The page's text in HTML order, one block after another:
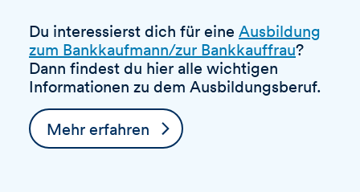
Du interessierst dich für eine Ausbildung
zum Bankkaufmann/zur Bankkauffrau?
Dann findest du hier alle wichtigen
Informationen zu dem Ausbildungsberuf.
Mehr erfahren